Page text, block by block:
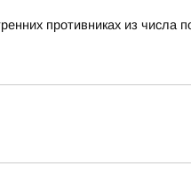
противниках из числа